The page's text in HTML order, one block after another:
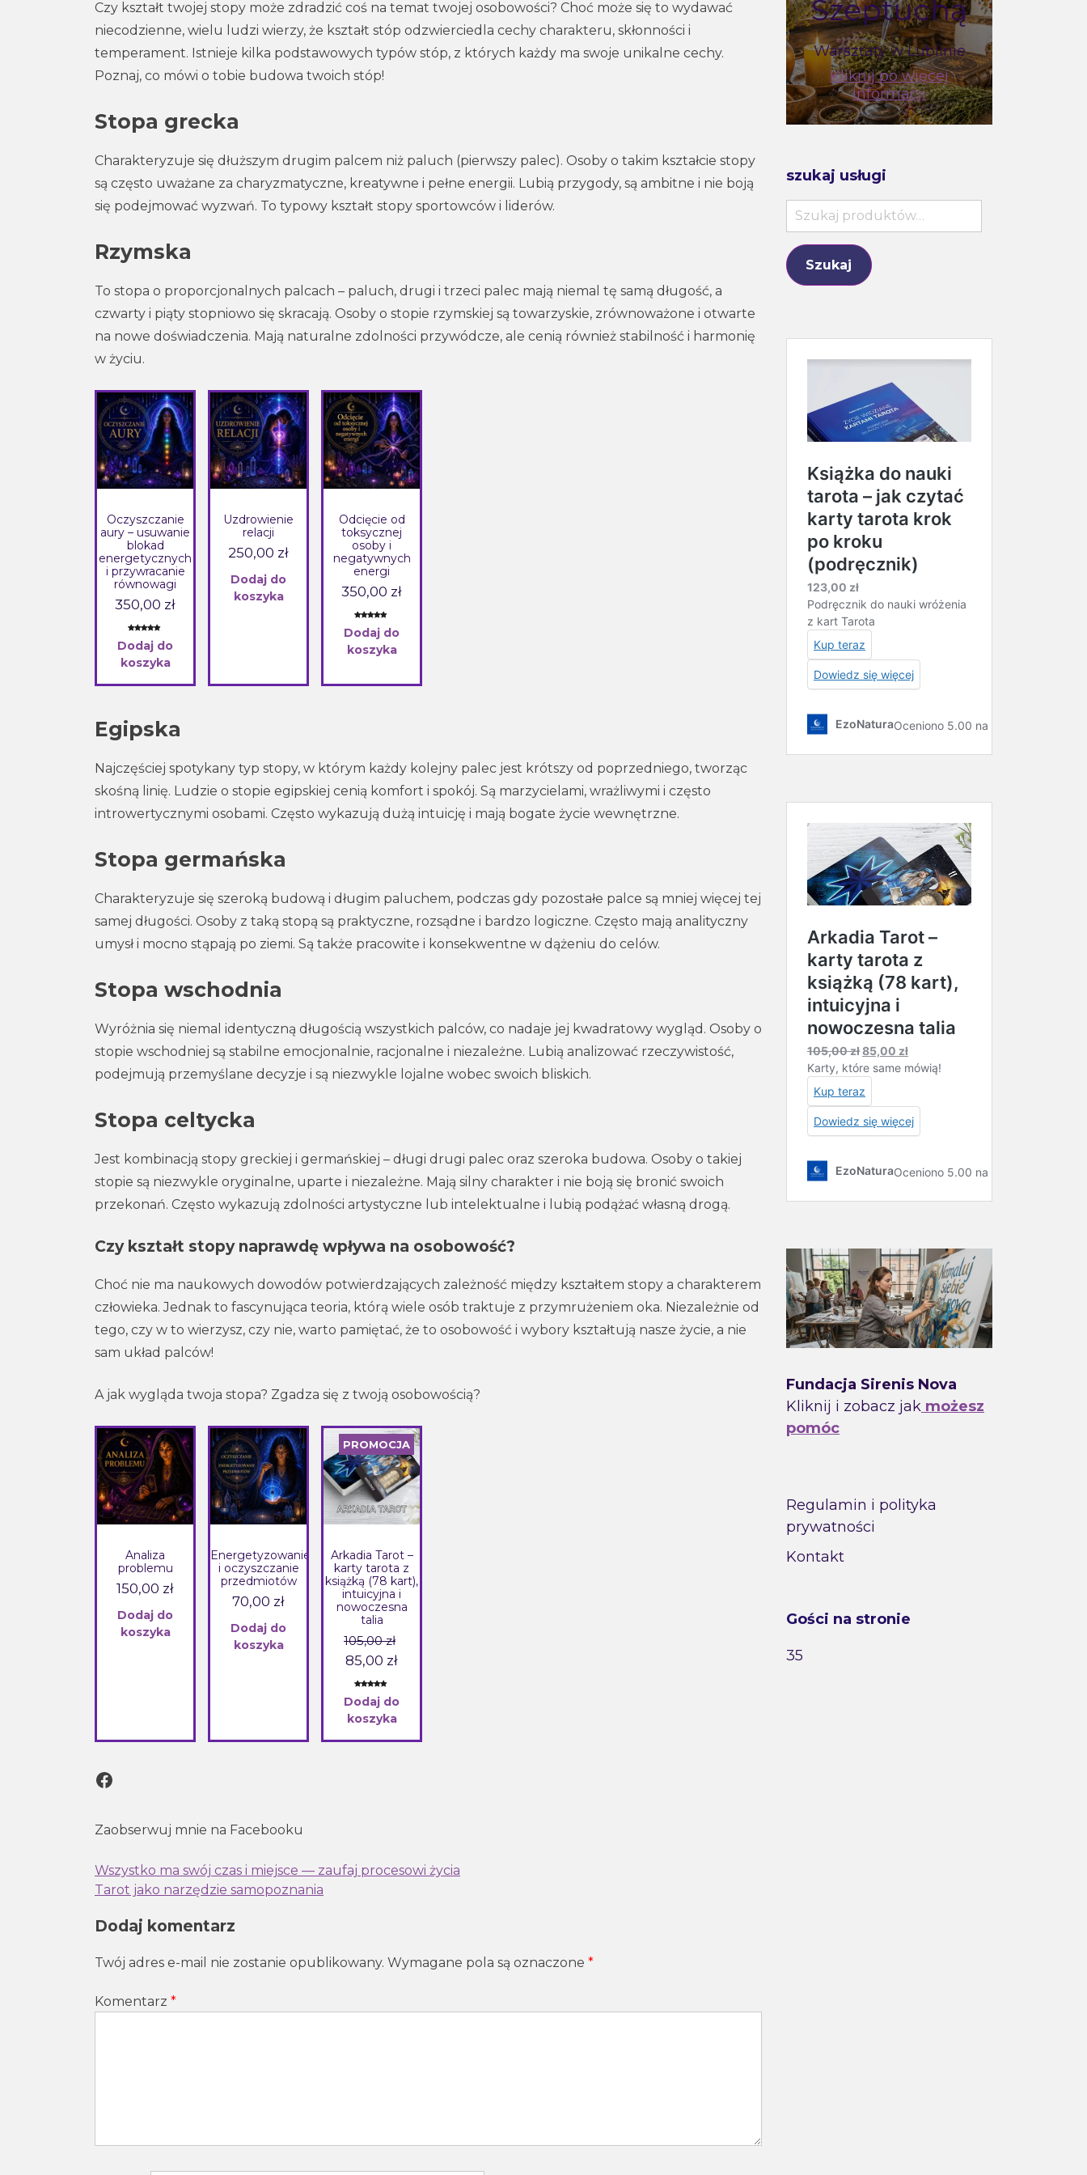
Czy kształt twojej stopy może zdradzić coś na temat twojej osobowości? Choć może się to wydawać
niecodzienne, wielu ludzi wierzy, że kształt stóp odzwierciedla cechy charakteru, skłonności i
temperament. Istnieje kilka podstawowych typów stóp, z których każdy ma swoje unikalne cechy.
Poznaj, co mówi o tobie budowa twoich stóp!
Stopa grecka
Charakteryzuje się dłuższym drugim palcem niż paluch (pierwszy palec). Osoby o takim kształcie stopy
są często uważane za charyzmatyczne, kreatywne i pełne energii. Lubią przygody, są ambitne i nie boją
się podejmować wyzwań. To typowy kształt stopy sportowców i liderów.
Rzymska
To stopa o proporcjonalnych palcach – paluch, drugi i trzeci palec mają niemal tę samą długość, a
czwarty i piąty stopniowo się skracają. Osoby o stopie rzymskiej są towarzyskie, zrównoważone i otwarte
na nowe doświadczenia. Mają naturalne zdolności przywódcze, ale cenią również stabilność i harmonię
w życiu.
Oczyszczanie
aury – usuwanie
blokad
energetycznych
i przywracanie
równowagi
350,00 zł
5.00na 5 na
podstawie
ocen
Dodaj do
koszyka
Uzdrowienie
relacji
250,00 zł
Dodaj do
koszyka
Odcięcie od
toksycznej
osoby i
negatywnych
energi
350,00 zł
5.00na 5 na
podstawie
oceny
Dodaj do
koszyka
Egipska
Najczęściej spotykany typ stopy, w którym każdy kolejny palec jest krótszy od poprzedniego, tworząc
skośną linię. Ludzie o stopie egipskiej cenią komfort i spokój. Są marzycielami, wrażliwymi i często
introwertycznymi osobami. Często wykazują dużą intuicję i mają bogate życie wewnętrzne.
Stopa germańska
Charakteryzuje się szeroką budową i długim paluchem, podczas gdy pozostałe palce są mniej więcej tej
samej długości. Osoby z taką stopą są praktyczne, rozsądne i bardzo logiczne. Często mają analityczny
umysł i mocno stąpają po ziemi. Są także pracowite i konsekwentne w dążeniu do celów.
Stopa wschodnia
Wyróżnia się niemal identyczną długością wszystkich palców, co nadaje jej kwadratowy wygląd. Osoby o
stopie wschodniej są stabilne emocjonalnie, racjonalne i niezależne. Lubią analizować rzeczywistość,
podejmują przemyślane decyzje i są niezwykle lojalne wobec swoich bliskich.
Stopa celtycka
Jest kombinacją stopy greckiej i germańskiej – długi drugi palec oraz szeroka budowa. Osoby o takiej
stopie są niezwykle oryginalne, uparte i niezależne. Mają silny charakter i nie boją się bronić swoich
przekonań. Często wykazują zdolności artystyczne lub intelektualne i lubią podążać własną drogą.
Czy kształt stopy naprawdę wpływa na osobowość?
Choć nie ma naukowych dowodów potwierdzających zależność między kształtem stopy a charakterem
człowieka. Jednak to fascynująca teoria, którą wiele osób traktuje z przymrużeniem oka. Niezależnie od
tego, czy w to wierzysz, czy nie, warto pamiętać, że to osobowość i wybory kształtują nasze życie, a nie
sam układ palców!
A jak wygląda twoja stopa? Zgadza się z twoją osobowością?
Analiza
problemu
150,00 zł
Dodaj do
koszyka
Energetyzowanie
i oczyszczanie
przedmiotów
70,00 zł
Dodaj do
koszyka
PROMOCJAPRODUKT
W
PROMOCJI
Arkadia Tarot –
karty tarota z
książką (78 kart),
intuicyjna i
nowoczesna
talia
105,00zł
105,00 zł.
85,00 złAktualna
wynosi:
5.00na 5 na
podstawie
ocen
Dodaj do
koszyka
Facebook
Zaobserwuj mnie na Facebooku
Nawigacja
wpisu
Wszystko ma swój czas i miejsce — zaufaj procesowi życia
Tarot jako narzędzie samopoznania
Dodaj komentarz
Twój adres e-mail nie zostanie opublikowany. Wymagane pola są oznaczone *
Komentarz *
Szeptuchą
Warsztaty w Lublinie
Kliknij po więcej
informacji
szukaj usługi
Szukaj:
Szukaj
Fundacja Sirenis Nova
Kliknij i zobacz jak możesz
pomóc
Regulamin i polityka
prywatności
Kontakt
Gości na stronie
35